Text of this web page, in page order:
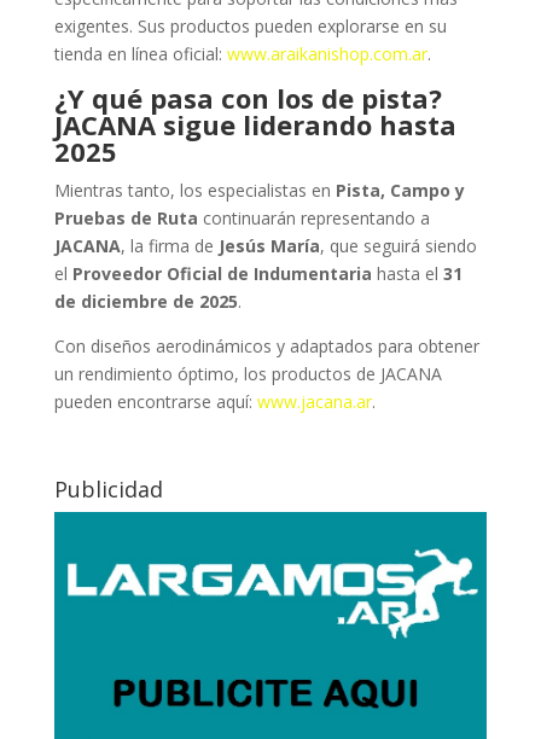
exigentes. Sus productos pueden explorarse en su
tienda en línea oficial: www.araikanishop.com.ar.
¿Y qué pasa con los de pista?
JACANA sigue liderando hasta
2025
Mientras tanto, los especialistas en Pista, Campo y
Pruebas de Ruta continuarán representando a
JACANA, la firma de Jesús María, que seguirá siendo
el Proveedor Oficial de Indumentaria hasta el 31
de diciembre de 2025.
Con diseños aerodinámicos y adaptados para obtener
un rendimiento óptimo, los productos de JACANA
pueden encontrarse aquí: www.jacana.ar.
Publicidad